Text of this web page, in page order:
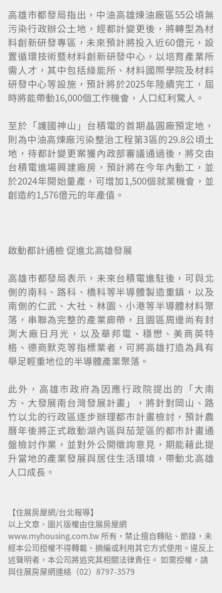
高雄市都發局指出，中油高雄煉油廠區55公頃無
污染行政辦公土地，經都計變更後，將轉型為材
料創新研發專區，未來預計將投入近60億元，設
置循環技術暨材料創新研發中心，以培育產業所
需人才，其中包括綠能所、材料國際學院及材料
研發中心等設施，預計將於2025年陸續完工，屆
時將能帶動16,000個工作機會，人口紅利驚人。
至於「護國神山」台積電的首期晶圓廠預定地，
則為中油高煉廠污染整治工程第3區的29.8公頃土
地，待都計變更案獲內政部審議通過後，將交由
台積電進場興建廠房，預計將在今年內動工，並
於2024年開始量產，可增加1,500個就業機會，並
創造約1,576億元的年產值。
啟動都計通檢 促進北高雄發展
高雄市都發局表示，未來台積電進駐後，可與北
側的南科、路科、橋科等半導體製造重鎮，以及
南側的仁武、大社、林園、小港等半導體材料聚
落，串聯為完整的產業廊帶，且園區周邊尚有封
測大廠日月光，以及華邦電、穩懋、美商英特
格、德商默克等指標業者，可將高雄打造為具有
舉足輕重地位的半導體產業聚落。
此外，高雄市政府為因應行政院提出的「大南
方、大發展南台灣發展計畫」，將針對岡山、路
竹以北的行政區逐步辦理都市計畫檢討，預計農
曆年後將正式啟動湖內區與茄萣區的都市計畫通
盤檢討作業，並對外公開徵詢意見，期能藉此提
升當地的產業發展與居住生活環境，帶動北高雄
人口成長。
【住展房屋網/台北報導】
以上文章、圖片版權由住展房屋網
www.myhousing.com.tw 所有，禁止擅自轉貼、節錄，未
經本公司授權不得轉載、摘編或利用其它方式使用。違反上
述聲明者，本公司將追究其相關法律責任。 如需授權，請
與住展房屋網連絡（02）8797-3579